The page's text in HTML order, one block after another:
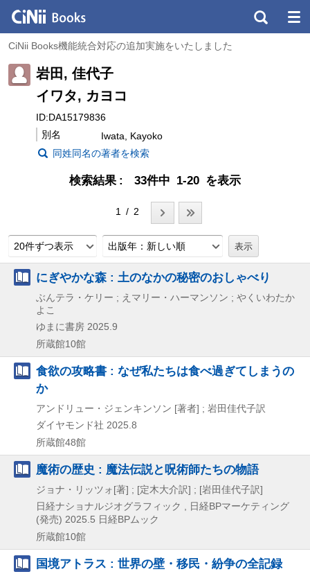
CiNii Books機能統合対応の追加実施をいたしました
岩田, 佳代子
イワタ, カヨコ
ID:DA15179836
別名
Iwata, Kayoko
同姓同名の著者を検索
検索結果 33件中 1-20 を表示
1 / 2
20件ずつ表示 出版年：新しい順
にぎやかな森 : 土のなかの秘密のおしゃべり
ぶんテラ・ケリー ; えマリー・ハーマンソン ; やくいわたか
よこ
ゆまに書房 2025.9
所蔵館10館
食欲の攻略書 : なぜ私たちは食べ過ぎてしまうの
か
アンドリュー・ジェンキンソン [著者] ; 岩田佳代子訳
ダイヤモンド社 2025.8
所蔵館48館
魔術の歴史 : 魔法伝説と呪術師たちの物語
ジョナ・リッツォ[著] ; [定木大介訳] ; [岩田佳代子訳]
日経ナショナルジオグラフィック , 日経BPマーケティング
(発売) 2025.5 日経BPムック
所蔵館10館
国境アトラス : 世界の壁・移民・紛争の全記録